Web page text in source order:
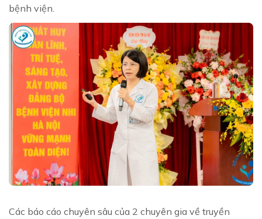
bệnh viện.
Các báo cáo chuyên sâu của 2 chuyên gia về truyền